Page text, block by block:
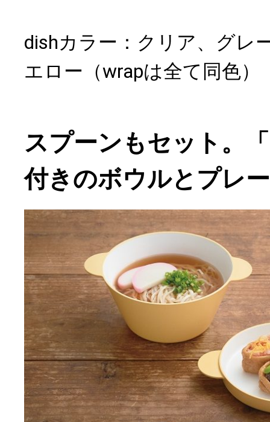
dishカラー：クリア、グレ
エロー（wrapは全て同色）
スプーンもセット。
付きのボウルとプレ